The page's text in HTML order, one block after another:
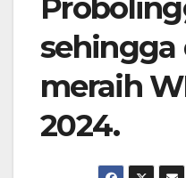
sehingga
meraih
2024.